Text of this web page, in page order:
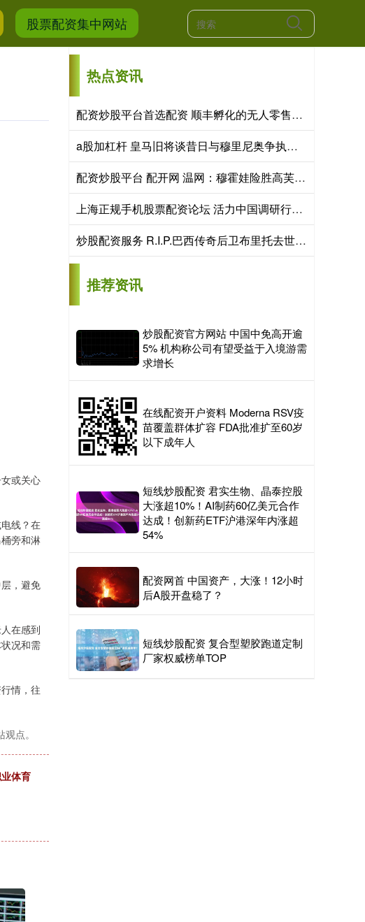
股票配资集中网站
或关心
线？在
旁和淋
，避免
在感到
况和需
情，往
点。
体育
热点资讯
配资炒股平台首选配资 顺丰孵化的无人零售货柜生意，亏损千万冲击港股IPO
a股加杠杆 皇马旧将谈昔日与穆里尼奥争执：他那次突然发飙 那段日子很痛苦
配资炒股平台 配开网 温网：穆霍娃险胜高芙 捷克双姝会师女单决赛
上海正规手机股票配资论坛 活力中国调研行丨雄安新区大力发展未来产业 持续打造创新高地
炒股配资服务 R.I.P.巴西传奇后卫布里托去世，老东家瓦斯科达伽马发文悼念
推荐资讯
炒股配资官方网站 中国中免高开逾
5% 机构称公司有望受益于入境游需
求增长
在线配资开户资料 Moderna RSV疫
苗覆盖群体扩容 FDA批准扩至60岁
以下成年人
短线炒股配资 君实生物、晶泰控股
大涨超10%！AI制药60亿美元合作
达成！创新药ETF沪港深年内涨超
54%
配资网首 中国资产，大涨！12小时
后A股开盘稳了？
短线炒股配资 复合型塑胶跑道定制
厂家权威榜单TOP